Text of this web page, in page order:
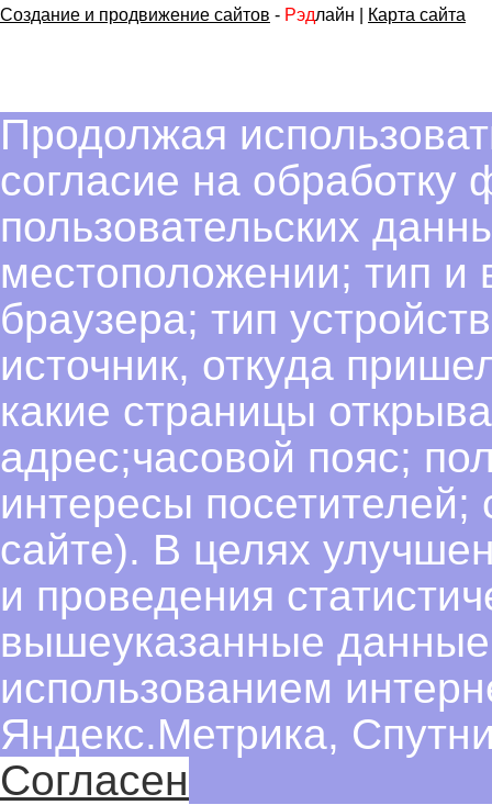
Создание и продвижение сайтов - Рэдлайн | Карта сайта
Продолжая
согласие на обработку
пользовательских
местоположении; тип и
браузера; тип
источник, откуда
какие страницы
адрес;часовой пояс;
интересы
сайте). В целях
и проведения
вышеуказанные
использованием
Яндекс.Метрика,
Согласен